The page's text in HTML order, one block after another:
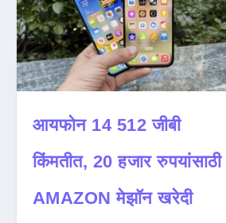
आयफोन 14 512 जीबी
किंमतीत, 20 हजार रुपयांसाठी
AMAZON मेझॉन खरेदी